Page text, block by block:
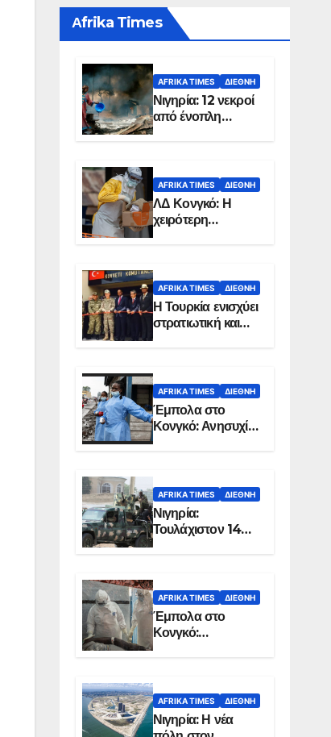
Αfrika Times
AFRIKA TIMES ΔΙΕΘΝΉ
Νιγηρία: 12 νεκροί
από ένοπλη
επίθεση σε χωριό
AFRIKA TIMES ΔΙΕΘΝΉ
ΛΔ Κονγκό: Η
χειρότερη
επιδημία Έμπολα
χώρας
AFRIKA TIMES ΔΙΕΘΝΉ
Η Τουρκία ενισχύει
στρατιωτική και
ενεργειακή
Σομαλία
AFRIKA TIMES ΔΙΕΘΝΉ
Έμπολα στο
Κονγκό: Ανησυχία
για τη μεγάλη
AFRIKA TIMES ΔΙΕΘΝΉ
Νιγηρία:
Τουλάχιστον 14
νεκροί από
στην Οτούκπο
AFRIKA TIMES ΔΙΕΘΝΉ
Έμπολα στο
Κονγκό:
Ξεπέρασαν τους
AFRIKA TIMES ΔΙΕΘΝΉ
Νιγηρία: Η νέα